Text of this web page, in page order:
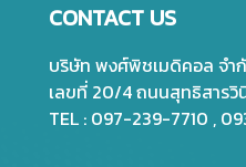
CONTACT US
บริษัท พงศ์พิชเมดิคอล จำ
เลขที่ 20/4 ถนนสุทธิสารวิ
TEL : 097-239-7710 ,